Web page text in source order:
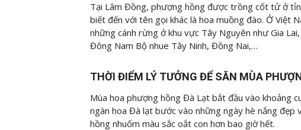
Tại Lâm Đồng, phượng hồng được trồng cốt tử ở
biết đến với tên gọi khác là hoa muồng đào. Ở Việt
những cánh rừng ở khu vực Tây Nguyên như Gia
Đông Nam Bộ nhue Tây Ninh, Đồng Nai,…
THỜI ĐIỂM LÝ TƯỞNG ĐỂ SĂN MÙA
Mùa hoa phượng hồng Đà Lạt bắt đầu vào khoảng
ngàn hoa Đà lạt bước vào những ngày hè nắng
hồng nhuốm màu sắc oắt con hơn bao giờ hết.